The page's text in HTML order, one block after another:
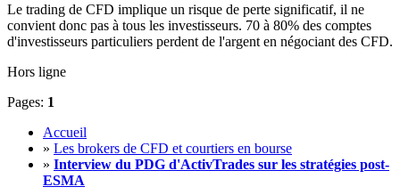
Le trading de CFD implique un risque de perte significatif, il ne
convient donc pas à tous les investisseurs. 70 à 80% des comptes
d'investisseurs particuliers perdent de l'argent en négociant des CFD.
Hors ligne
Pages: 1
Accueil
» Les brokers de CFD et courtiers en bourse
» Interview du PDG d'ActivTrades sur les stratégies post-
ESMA